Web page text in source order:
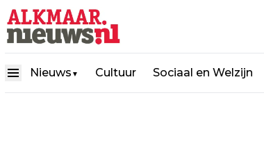
Nieuws ▼ Cultuur Sociaal en Welzijn